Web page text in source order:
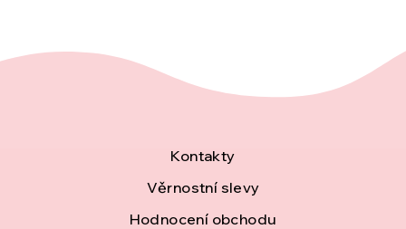
Kontakty
Věrnostní slevy
Hodnocení obchodu